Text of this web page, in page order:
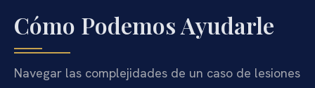
Cómo Podemos Ayudarle
Navegar las complejidades de un caso de lesiones